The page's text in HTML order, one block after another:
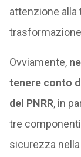
attenzione alla
Ovviamente,
tenere conto
del PNRR, in
tre
sicurezza